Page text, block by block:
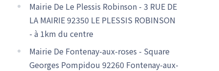
Mairie De Le Plessis Robinson - 3 RUE DE
LA MAIRIE 92350 LE PLESSIS ROBINSON
- à 1km du centre
Mairie De Fontenay-aux-roses - Square
Georges Pompidou 92260 Fontenay-aux-